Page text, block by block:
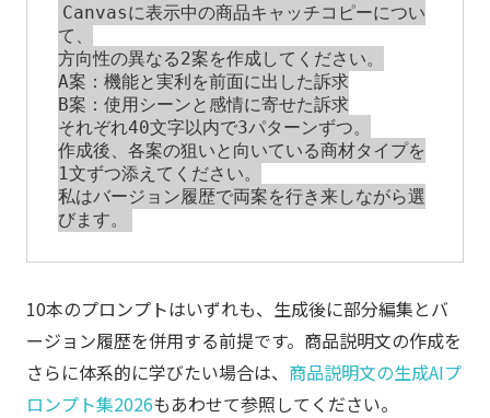
Canvasに表示中の商品キャッチコピーについ
て、
方向性の異なる2案を作成してください。
A案：機能と実利を前面に出した訴求
B案：使用シーンと感情に寄せた訴求
それぞれ40文字以内で3パターンずつ。
作成後、各案の狙いと向いている商材タイプを
1文ずつ添えてください。
私はバージョン履歴で両案を行き来しながら選
10本のプロンプトはいずれも、生成後に部分編集とバ
ージョン履歴を併用する前提です。商品説明文の作成を
さらに体系的に学びたい場合は、 商品説明文の生成AIプ
ロンプト集2026もあわせて参照してください。